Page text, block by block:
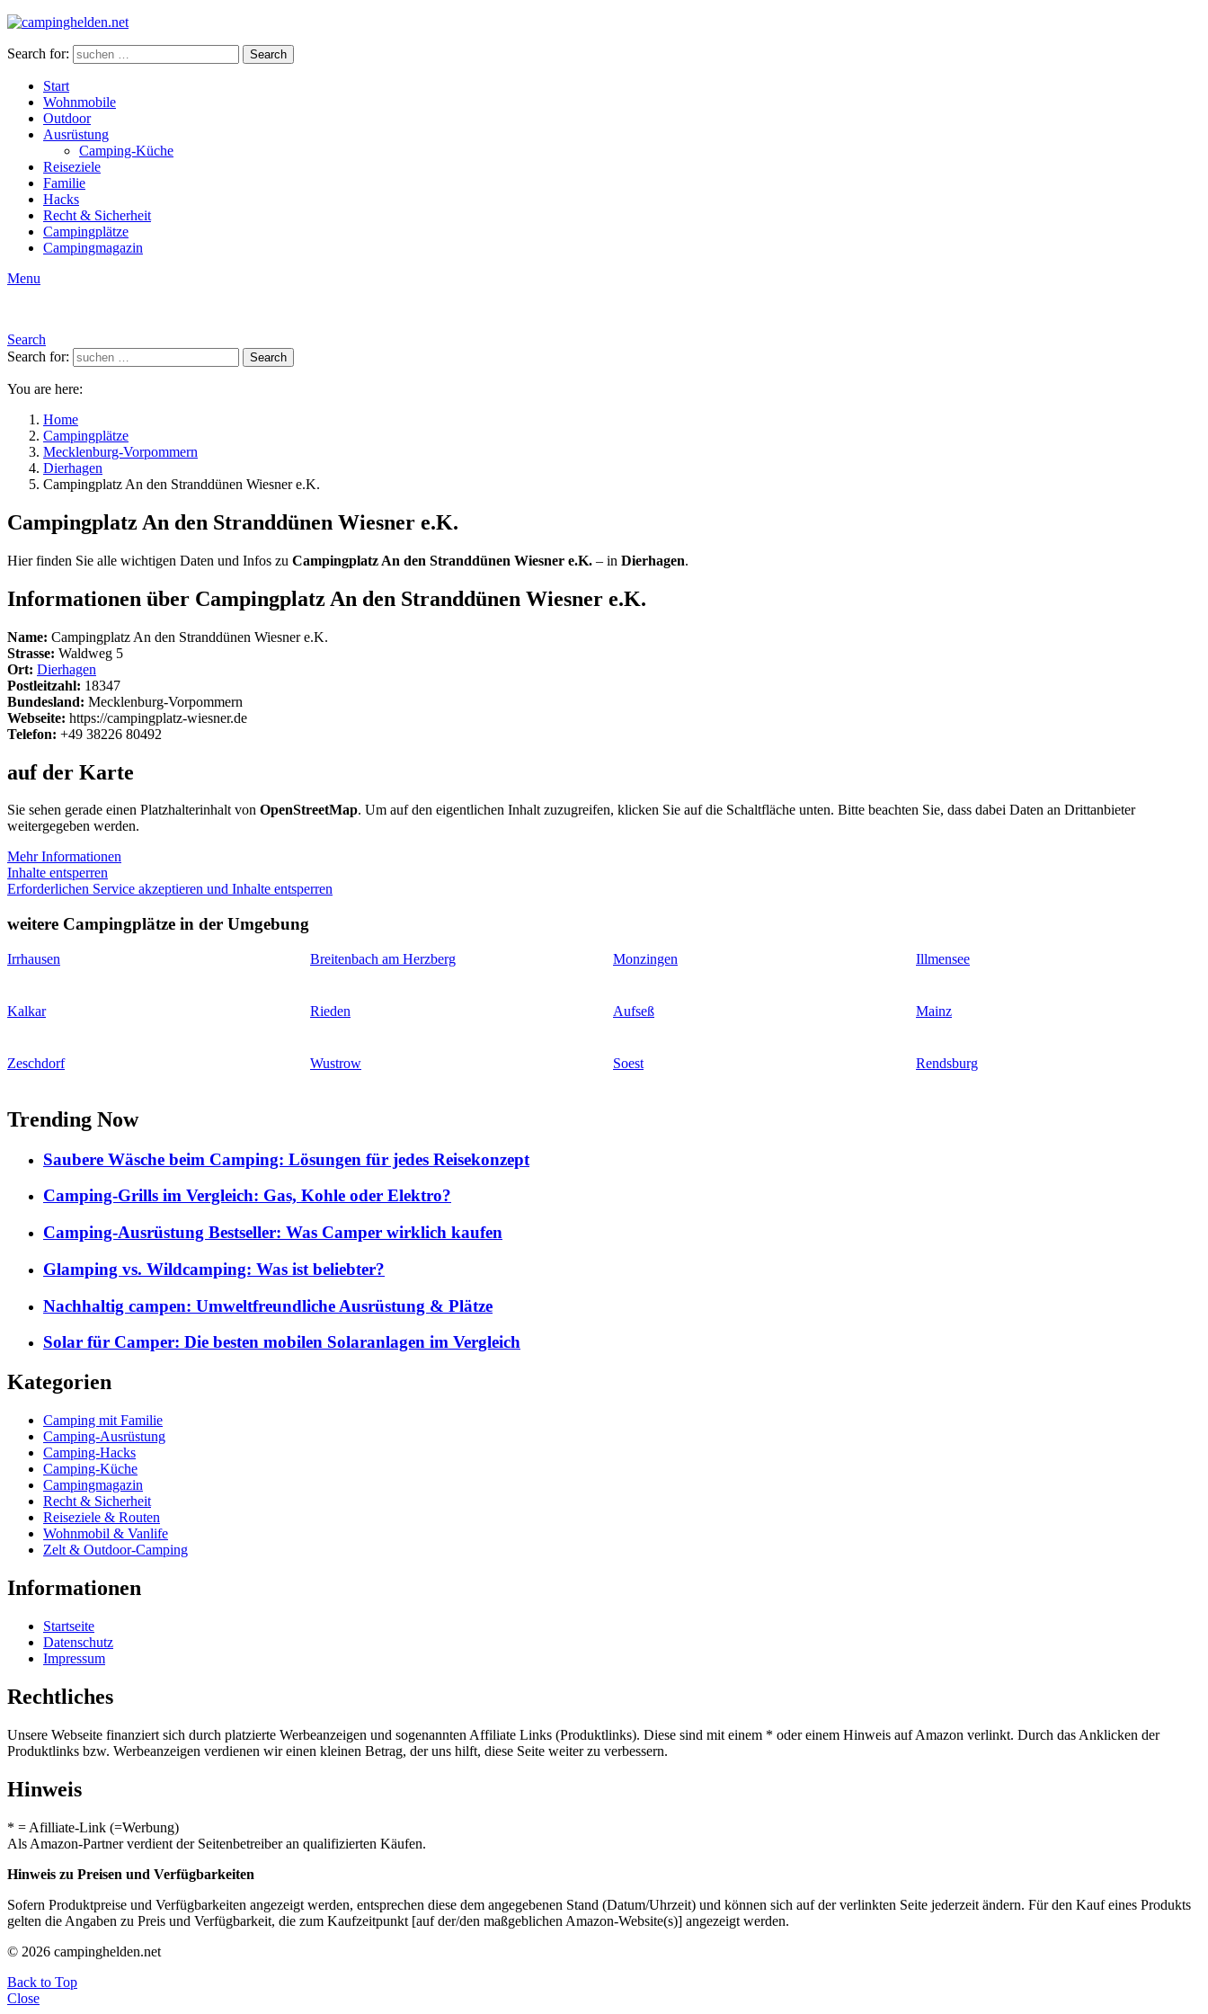
Search for: Search
Start
Wohnmobile
Outdoor
Ausrüstung
Camping-Küche
Reiseziele
Familie
Hacks
Recht & Sicherheit
Campingplätze
Campingmagazin
Menu
Search
Search for:
Search
You are here:
Home
Campingplätze
Mecklenburg-Vorpommern
Dierhagen
Campingplatz An den Stranddünen Wiesner e.K.
Campingplatz An den Stranddünen Wiesner e.K.
Hier finden Sie alle wichtigen Daten und Infos zu Campingplatz An den Stranddünen Wiesner e.K. – in Dierhagen.
Informationen über Campingplatz An den Stranddünen Wiesner e.K.
Name: Campingplatz An den Stranddünen Wiesner e.K.
Strasse: Waldweg 5
Ort: Dierhagen
Postleitzahl: 18347
Bundesland: Mecklenburg-Vorpommern
Webseite: https://campingplatz-wiesner.de
Telefon: +49 38226 80492
auf der Karte
Sie sehen gerade einen Platzhalterinhalt von OpenStreetMap. Um auf den eigentlichen Inhalt zuzugreifen, klicken Sie auf die Schaltfläche unten. Bitte beachten Sie, dass dabei Daten an Drittanbieter
weitergegeben werden.
Mehr Informationen
Inhalte entsperren
Erforderlichen Service akzeptieren und Inhalte entsperren
weitere Campingplätze in der Umgebung
Irrhausen Breitenbach am Herzberg Monzingen Illmensee
Kalkar Rieden Aufseß Mainz
Zeschdorf Wustrow Soest Rendsburg
Trending Now
Saubere Wäsche beim Camping: Lösungen für jedes Reisekonzept
Camping-Grills im Vergleich: Gas, Kohle oder Elektro?
Camping-Ausrüstung Bestseller: Was Camper wirklich kaufen
Glamping vs. Wildcamping: Was ist beliebter?
Nachhaltig campen: Umweltfreundliche Ausrüstung & Plätze
Solar für Camper: Die besten mobilen Solaranlagen im Vergleich
Kategorien
Camping mit Familie
Camping-Ausrüstung
Camping-Hacks
Camping-Küche
Campingmagazin
Recht & Sicherheit
Reiseziele & Routen
Wohnmobil & Vanlife
Zelt & Outdoor-Camping
Informationen
Startseite
Datenschutz
Impressum
Rechtliches
Unsere Webseite finanziert sich durch platzierte Werbeanzeigen und sogenannten Affiliate Links (Produktlinks). Diese sind mit einem * oder einem Hinweis auf Amazon verlinkt. Durch das Anklicken der
Produktlinks bzw. Werbeanzeigen verdienen wir einen kleinen Betrag, der uns hilft, diese Seite weiter zu verbessern.
Hinweis
* = Afilliate-Link (=Werbung)
Als Amazon-Partner verdient der Seitenbetreiber an qualifizierten Käufen.
Hinweis zu Preisen und Verfügbarkeiten
Sofern Produktpreise und Verfügbarkeiten angezeigt werden, entsprechen diese dem angegebenen Stand (Datum/Uhrzeit) und können sich auf der verlinkten Seite jederzeit ändern. Für den Kauf eines Produkts
gelten die Angaben zu Preis und Verfügbarkeit, die zum Kaufzeitpunkt [auf der/den maßgeblichen Amazon-Website(s)] angezeigt werden.
© 2026 campinghelden.net
Back to Top
Close